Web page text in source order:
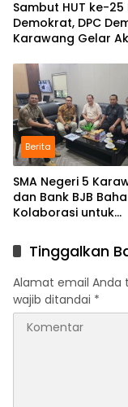
Sambut HUT ke-25
Demokrat, DPC
Karawang Gelar
Ciampel
Berita
SMA Negeri 5
dan Bank BJB
Kolaborasi untuk
Pendidikan
Tinggalkan
Alamat email Anda
wajib ditandai *